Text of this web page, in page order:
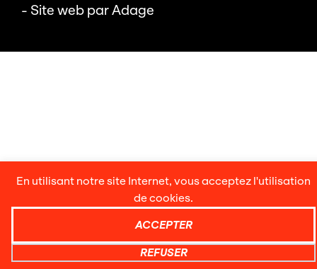
En utilisant notre site Internet, vous acceptez l'utilisation
de cookies.
ACCEPTER
REFUSER
- Site web parAdage